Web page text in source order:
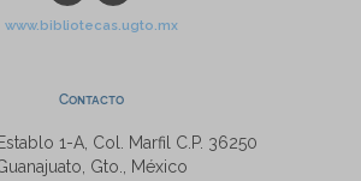
www.bibliotecas.ugto.mx
Contacto
1-A, Col. Marfil C.P. 36250
Gto., México